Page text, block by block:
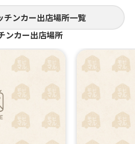
チンカー出店場所一覧
ンカー出店場所